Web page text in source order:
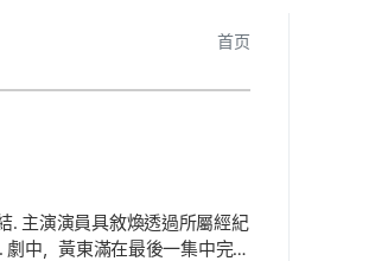
首页
. 主演演員具敘煥透過所屬經紀
中，黃東滿在最後一集中完